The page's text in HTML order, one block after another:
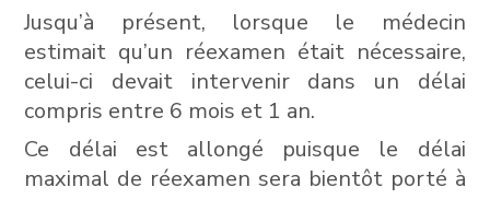
Jusqu’à présent, lorsque le médecin
estimait qu’un réexamen était nécessaire,
celui-ci devait intervenir dans un délai
compris entre 6 mois et 1 an.
Ce délai est allongé puisque le délai
maximal de réexamen sera bientôt porté à